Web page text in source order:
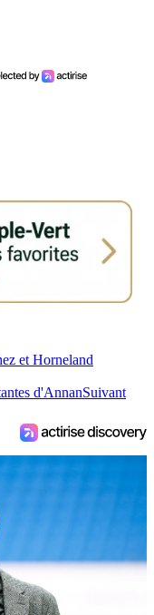
et Horneland
d'AnnanSuivant